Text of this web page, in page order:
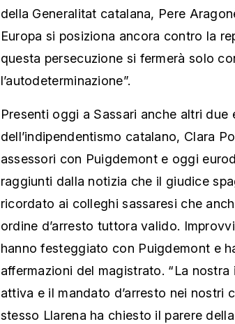
della Generalitat catalana, Pere
Europa si posiziona ancora contro la
questa persecuzione si fermerà solo
l’autodeterminazione”.
Presenti oggi a Sassari anche altri due
dell’indipendentismo catalano, Clara
assessori con Puigdemont e oggi
raggiunti dalla notizia che il giudice
ricordato ai colleghi sassaresi che
ordine d’arresto tuttora valido.
hanno festeggiato con Puigdemont e
affermazioni del magistrato. “La
attiva e il mandato d’arresto nei nostri
stesso Llarena ha chiesto il parere